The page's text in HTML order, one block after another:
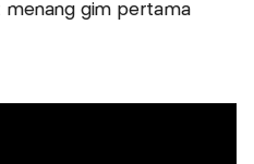
gim pertama